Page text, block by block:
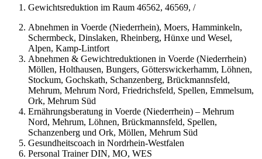
Gewichtsreduktion im Raum 46562, 46569, /
Abnehmen in Voerde (Niederrhein), Moers, Hamminkeln,
Schermbeck, Dinslaken, Rheinberg, Hünxe und Wesel,
Alpen, Kamp-Lintfort
Abnehmen & Gewichtreduktionen in Voerde (Niederrhein)
Möllen, Holthausen, Bungers, Götterswickerhamm, Löhnen,
Stockum, Gochskath, Schanzenberg, Brückmannsfeld,
Mehrum, Mehrum Nord, Friedrichsfeld, Spellen, Emmelsum,
Ork, Mehrum Süd
Ernährungsberatung in Voerde (Niederrhein) – Mehrum
Nord, Mehrum, Löhnen, Brückmannsfeld, Spellen,
Schanzenberg und Ork, Möllen, Mehrum Süd
Gesundheitscoach in Nordrhein-Westfalen
Personal Trainer DIN, MO, WES